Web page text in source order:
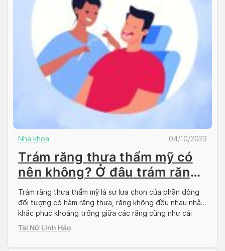
Nha khoa 04/10/2023
Trám răng thưa thẩm mỹ có
nên không? Ở đâu trám răng
giá rẻ?
Trám răng thưa thẩm mỹ là sự lựa chọn của phần đông
đối tượng có hàm răng thưa, răng không đều nhau nhằm
khắc phục khoảng trống giữa các răng cũng như cải
thiện nụ cười. Tuy nhiên vẫn còn không ít người do dự
Tài Nữ Linh Hảo